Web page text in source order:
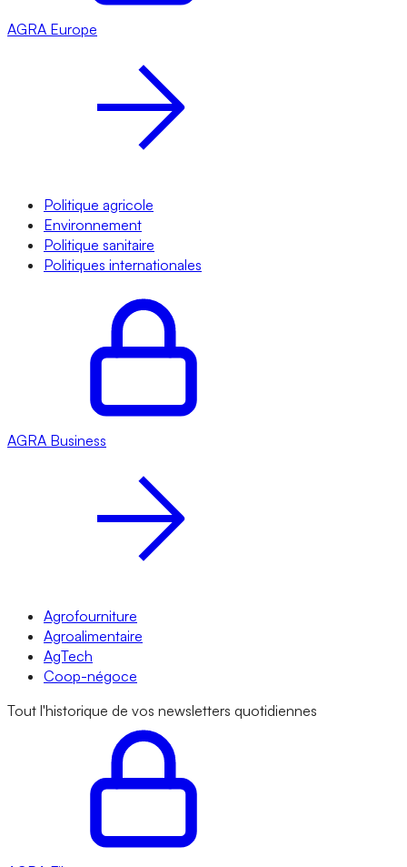
AGRA Europe
Politique agricole
Environnement
Politique sanitaire
Politiques internationales
AGRA Business
Agrofourniture
Agroalimentaire
AgTech
Coop-négoce
Tout l'historique de vos newsletters quotidiennes